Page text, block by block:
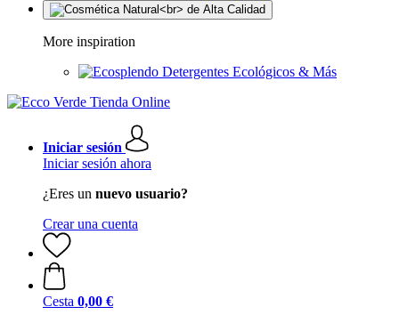
More inspiration
Detergentes Ecológicos & Más
Iniciar sesión
Iniciar sesión ahora
¿Eres un nuevo usuario?
Crear una cuenta
Cesta 0,00 €